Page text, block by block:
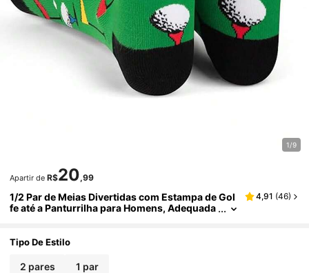
1/9
Apartir de R$20,99
1/2 Par de Meias Divertidas com Estampa de Gol
fe até a Panturrilha para Homens, Adequada
ou Pequenos Presentes
4,91 (46)
Tipo De Estilo
2 pares 1 par